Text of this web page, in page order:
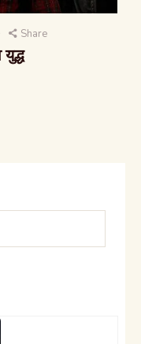
Share